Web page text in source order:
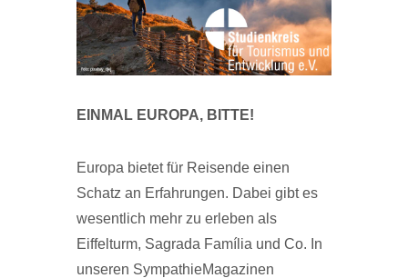
EINMAL EUROPA, BITTE!
Europa bietet für Reisende einen
Schatz an Erfahrungen. Dabei gibt es
wesentlich mehr zu erleben als
Eiffelturm, Sagrada Família und Co. In
unseren SympathieMagazinen